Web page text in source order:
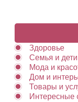
Здоровье
Семья и дети
Мода и
Дом и
Товары и
Интересные